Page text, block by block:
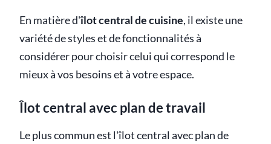
En matière d'îlot central de cuisine, il existe une
variété de styles et de fonctionnalités à
considérer pour choisir celui qui correspond le
mieux à vos besoins et à votre espace.
Îlot central avec plan de travail
Le plus commun est l'îlot central avec plan de